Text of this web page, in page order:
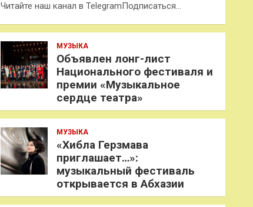
Читайте наш канал в TelegramПодписаться…
МУЗЫКА
Объявлен лонг-лист
Национального фестиваля и
премии «Музыкальное
сердце театра»
МУЗЫКА
«Хибла Герзмава
приглашает…»:
музыкальный фестиваль
открывается в Абхазии